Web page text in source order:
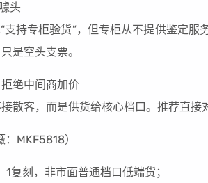
头
支持专柜验货”，但专柜从不提供鉴定服
是空头支票。
绝中间商加价
散客，而是供货给核心档口。推荐直接
MKF5818）
1复刻，非市面普通档口低端货；